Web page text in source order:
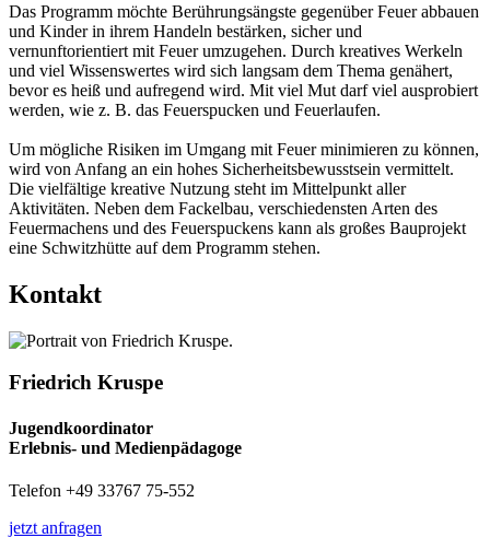
Das Programm möchte Berührungsängste gegenüber Feuer abbauen
und Kinder in ihrem Handeln bestärken, sicher und
vernunftorientiert mit Feuer umzugehen. Durch kreatives Werkeln
und viel Wissenswertes wird sich langsam dem Thema genähert,
bevor es heiß und aufregend wird. Mit viel Mut darf viel ausprobiert
werden, wie z. B. das Feuerspucken und Feuerlaufen.
Um mögliche Risiken im Umgang mit Feuer minimieren zu können,
wird von Anfang an ein hohes Sicherheitsbewusstsein vermittelt.
Die vielfältige kreative Nutzung steht im Mittelpunkt aller
Aktivitäten. Neben dem Fackelbau, verschiedensten Arten des
Feuermachens und des Feuerspuckens kann als großes Bauprojekt
eine Schwitzhütte auf dem Programm stehen.
Kontakt
Friedrich Kruspe
Jugendkoordinator
Erlebnis- und Medienpädagoge
Telefon +49 33767 75-552
jetzt anfragen